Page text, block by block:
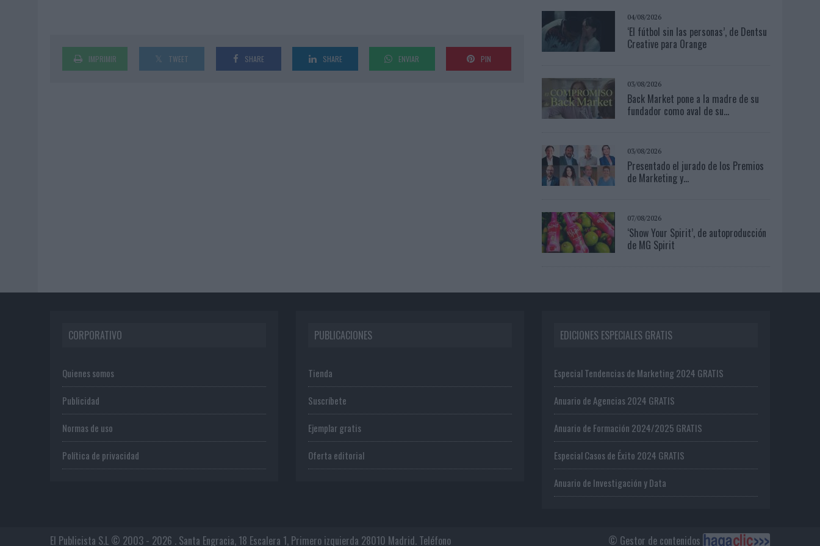
IMPRIMIR TWEET SHARE SHARE ENVIAR PIN
04/08/2026
‘El fútbol sin las personas’, de Dentsu
Creative para Orange
03/08/2026
Back Market pone a la madre de su
fundador como aval de su...
03/08/2026
Presentado el jurado de los Premios
de Marketing y...
07/08/2026
‘Show Your Spirit’, de autoproducción
de MG Spirit
CORPORATIVO
Quienes somos
Publicidad
Normas de uso
Política de privacidad
PUBLICACIONES
Tienda
Suscríbete
Ejemplar gratis
Oferta editorial
EDICIONES ESPECIALES GRATIS
Especial Tendencias de Marketing 2024 GRATIS
Anuario de Agencias 2024 GRATIS
Anuario de Formación 2024/2025 GRATIS
Especial Casos de Éxito 2024 GRATIS
Anuario de Investigación y Data
© Gestor de contenidos
El Publicista S.L © 2003 - 2026 . Santa Engracia, 18 Escalera 1, Primero izquierda 28010 Madrid. Teléfono